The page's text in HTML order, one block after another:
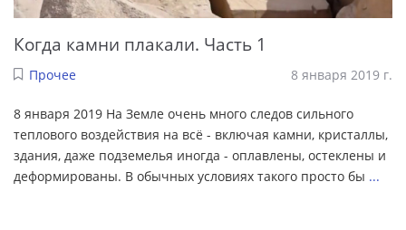
Когда камни плакали. Часть 1
Прочее 8 января 2019 г.
8 января 2019 На Земле очень много следов сильного
теплового воздействия на всё - включая камни, кристаллы,
здания, даже подземелья иногда - оплавлены, остеклены и
деформированы. В обычных условиях такого просто бы ...